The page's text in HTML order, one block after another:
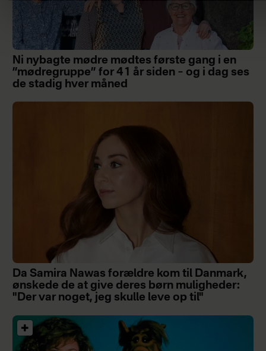
Ni nybagte mødre mødtes første gang i en
”mødregruppe” for 41 år siden – og i dag ses
de stadig hver måned
Da Samira Nawas forældre kom til Danmark,
ønskede de at give deres børn muligheder:
"Der var noget, jeg skulle leve op til"